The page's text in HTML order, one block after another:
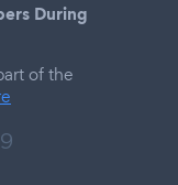
During
of the